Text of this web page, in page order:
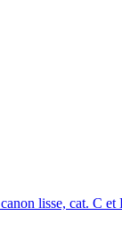
lisse, cat. C et